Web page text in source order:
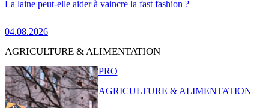
La laine peut-elle aider à vaincre la fast fashion ?
04.08.2026
AGRICULTURE & ALIMENTATION
PRO
AGRICULTURE & ALIMENTATION